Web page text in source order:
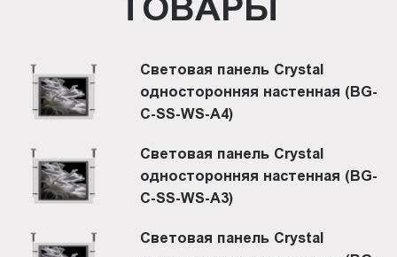
ТОВАРЫ
Световая панель Crystal
односторонняя настенная (BG-
C-SS-WS-A4)
Световая панель Crystal
односторонняя настенная (BG-
C-SS-WS-A3)
Световая панель Crystal